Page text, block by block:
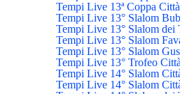
Tempi Live 13ª Coppa
Tempi Live 13° Slalom
Tempi Live 13° Slalom
Tempi Live 13° Slalom
Tempi Live 13° Slalom
Tempi Live 13° Trofeo
Tempi Live 14° Slalom
Tempi Live 14° Slalom